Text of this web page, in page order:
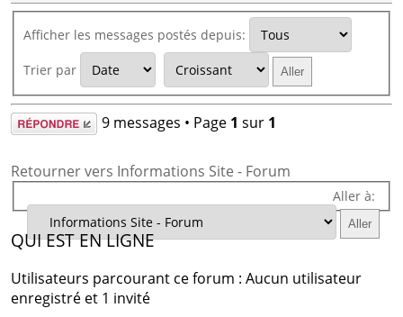
Afficher les messages postés depuis:
Trier par
Répondre 9 messages • Page 1 sur 1
Retourner vers Informations Site - Forum
Aller à:
QUI EST EN LIGNE
Utilisateurs parcourant ce forum : Aucun utilisateur
enregistré et 1 invité